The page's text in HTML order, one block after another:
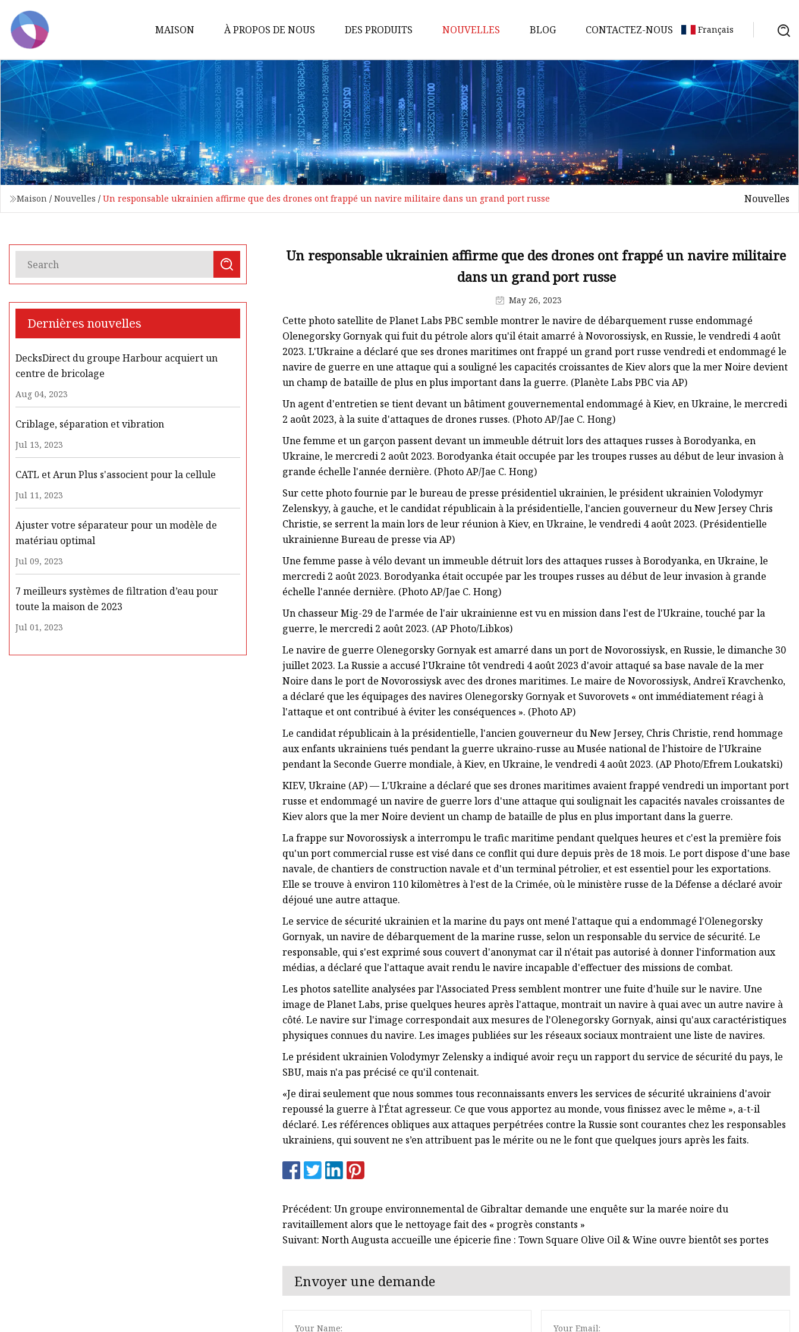
MAISON À PROPOS DE NOUS DES PRODUITS
Filtre vibrant
Équipement auxiliaire
Séparateur de vibrations
Filtre à feuilles sous pression
Séparation liquide-solide
Presse à huile
Dispositif d'alimentation
Système de convoyage
Écran de déshydratation
NOUVELLES BLOG CONTACTEZ-NOUS Français
Maison / Nouvelles / Un responsable ukrainien affirme que des drones ont frappé un navire militaire dans un grand port russe Nouvelles
Dernières nouvelles
DecksDirect du groupe Harbour acquiert un
centre de bricolage
Aug 04, 2023
Criblage, séparation et vibration
Jul 13, 2023
CATL et Arun Plus s'associent pour la cellule
Jul 11, 2023
Ajuster votre séparateur pour un modèle de
matériau optimal
Jul 09, 2023
7 meilleurs systèmes de filtration d’eau pour
toute la maison de 2023
Jul 01, 2023
Un responsable ukrainien affirme que des drones ont frappé un navire militaire
dans un grand port russe
May 26, 2023
Cette photo satellite de Planet Labs PBC semble montrer le navire de débarquement russe endommagé
Olenegorsky Gornyak qui fuit du pétrole alors qu'il était amarré à Novorossiysk, en Russie, le vendredi 4 août
2023. L'Ukraine a déclaré que ses drones maritimes ont frappé un grand port russe vendredi et endommagé le
navire de guerre en une attaque qui a souligné les capacités croissantes de Kiev alors que la mer Noire devient
un champ de bataille de plus en plus important dans la guerre. (Planète Labs PBC via AP)
Un agent d'entretien se tient devant un bâtiment gouvernemental endommagé à Kiev, en Ukraine, le mercredi
2 août 2023, à la suite d'attaques de drones russes. (Photo AP/Jae C. Hong)
Une femme et un garçon passent devant un immeuble détruit lors des attaques russes à Borodyanka, en
Ukraine, le mercredi 2 août 2023. Borodyanka était occupée par les troupes russes au début de leur invasion à
grande échelle l'année dernière. (Photo AP/Jae C. Hong)
Sur cette photo fournie par le bureau de presse présidentiel ukrainien, le président ukrainien Volodymyr
Zelenskyy, à gauche, et le candidat républicain à la présidentielle, l'ancien gouverneur du New Jersey Chris
Christie, se serrent la main lors de leur réunion à Kiev, en Ukraine, le vendredi 4 août 2023. (Présidentielle
ukrainienne Bureau de presse via AP)
Une femme passe à vélo devant un immeuble détruit lors des attaques russes à Borodyanka, en Ukraine, le
mercredi 2 août 2023. Borodyanka était occupée par les troupes russes au début de leur invasion à grande
échelle l'année dernière. (Photo AP/Jae C. Hong)
Un chasseur Mig-29 de l'armée de l'air ukrainienne est vu en mission dans l'est de l'Ukraine, touché par la
guerre, le mercredi 2 août 2023. (AP Photo/Libkos)
Le navire de guerre Olenegorsky Gornyak est amarré dans un port de Novorossiysk, en Russie, le dimanche 30
juillet 2023. La Russie a accusé l'Ukraine tôt vendredi 4 août 2023 d'avoir attaqué sa base navale de la mer
Noire dans le port de Novorossiysk avec des drones maritimes. Le maire de Novorossiysk, Andreï Kravchenko,
a déclaré que les équipages des navires Olenegorsky Gornyak et Suvorovets « ont immédiatement réagi à
l'attaque et ont contribué à éviter les conséquences ». (Photo AP)
Le candidat républicain à la présidentielle, l'ancien gouverneur du New Jersey, Chris Christie, rend hommage
aux enfants ukrainiens tués pendant la guerre ukraino-russe au Musée national de l'histoire de l'Ukraine
pendant la Seconde Guerre mondiale, à Kiev, en Ukraine, le vendredi 4 août 2023. (AP Photo/Efrem Loukatski)
KIEV, Ukraine (AP) — L'Ukraine a déclaré que ses drones maritimes avaient frappé vendredi un important port
russe et endommagé un navire de guerre lors d'une attaque qui soulignait les capacités navales croissantes de
Kiev alors que la mer Noire devient un champ de bataille de plus en plus important dans la guerre.
La frappe sur Novorossiysk a interrompu le trafic maritime pendant quelques heures et c'est la première fois
qu'un port commercial russe est visé dans ce conflit qui dure depuis près de 18 mois. Le port dispose d'une base
navale, de chantiers de construction navale et d'un terminal pétrolier, et est essentiel pour les exportations.
Elle se trouve à environ 110 kilomètres à l'est de la Crimée, où le ministère russe de la Défense a déclaré avoir
déjoué une autre attaque.
Le service de sécurité ukrainien et la marine du pays ont mené l'attaque qui a endommagé l'Olenegorsky
Gornyak, un navire de débarquement de la marine russe, selon un responsable du service de sécurité. Le
responsable, qui s'est exprimé sous couvert d'anonymat car il n'était pas autorisé à donner l'information aux
médias, a déclaré que l'attaque avait rendu le navire incapable d'effectuer des missions de combat.
Les photos satellite analysées par l'Associated Press semblent montrer une fuite d'huile sur le navire. Une
image de Planet Labs, prise quelques heures après l'attaque, montrait un navire à quai avec un autre navire à
côté. Le navire sur l'image correspondait aux mesures de l'Olenegorsky Gornyak, ainsi qu'aux caractéristiques
physiques connues du navire. Les images publiées sur les réseaux sociaux montraient une liste de navires.
Le président ukrainien Volodymyr Zelensky a indiqué avoir reçu un rapport du service de sécurité du pays, le
SBU, mais n'a pas précisé ce qu'il contenait.
«Je dirai seulement que nous sommes tous reconnaissants envers les services de sécurité ukrainiens d'avoir
repoussé la guerre à l'État agresseur. Ce que vous apportez au monde, vous finissez avec le même », a-t-il
déclaré. Les références obliques aux attaques perpétrées contre la Russie sont courantes chez les responsables
ukrainiens, qui souvent ne s’en attribuent pas le mérite ou ne le font que quelques jours après les faits.
Précédent: Un groupe environnemental de Gibraltar demande une enquête sur la marée noire du
ravitaillement alors que le nettoyage fait des « progrès constants »
Suivant: North Augusta accueille une épicerie fine : Town Square Olive Oil & Wine ouvre bientôt ses portes
Envoyer une demande